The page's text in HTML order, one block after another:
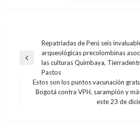
Navegación
de
entradas
Entrada
anterior
Repatriadas de Perú seis
arqueológicas precolombinas
las culturas Quimbaya,
Pastos
Entrada
Estos son los puntos vacunación
Bogotá contra VPH, sarampión y
este 23 de